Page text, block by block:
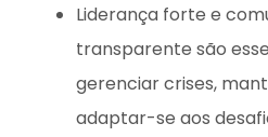
Liderança forte e
transparente são
gerenciar crises,
adaptar-se aos